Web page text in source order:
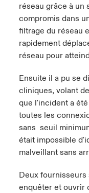
réseau grâce à un
compromis dans
filtrage du réseau
rapidement
réseau pour
Ensuite il a pu se
cliniques, volant
que l'incident a
toutes les
sans seuil
était impossible
malveillant sans
Deux
enquêter et ouvrir